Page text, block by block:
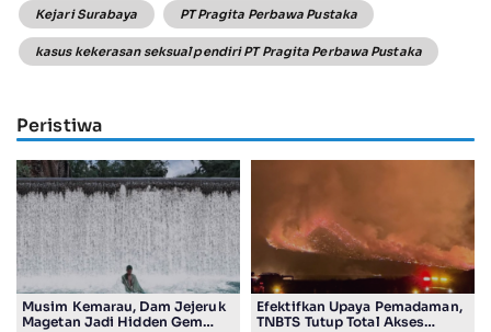
Kejari Surabaya PT Pragita Perbawa Pustaka
kasus kekerasan seksual pendiri PT Pragita Perbawa Pustaka
Peristiwa
Musim Kemarau, Dam Jejeruk
Magetan Jadi Hidden Gem
Efektifkan Upaya Pemadaman,
TNBTS Tutup Total Akses